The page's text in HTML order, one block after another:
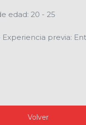
edad: 20 - 25
previa:
Volver